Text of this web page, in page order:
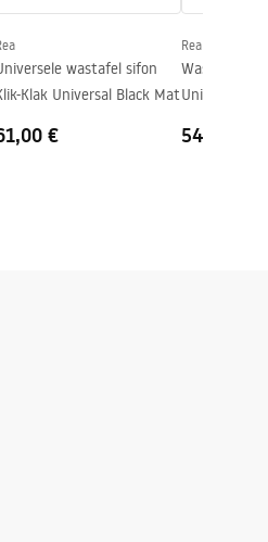
wastafel sifon
Klak Universal Black Mat
€
Rea
Universeel
54,00 €